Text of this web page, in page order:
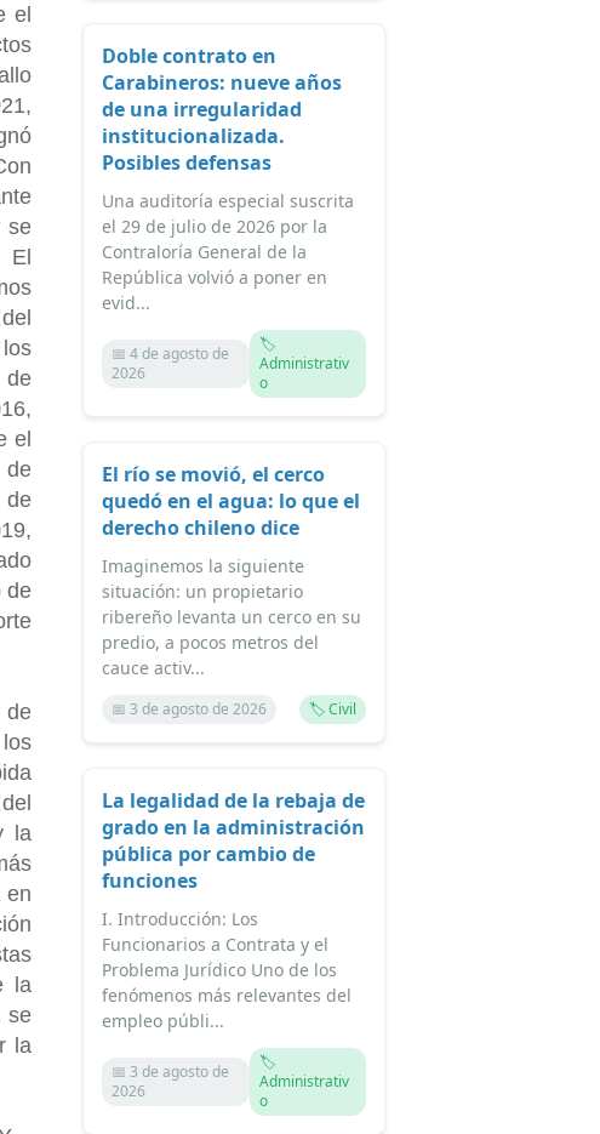
el
se
El
de
el
de
de
de
de
la
en
la
se
la
Doble contrato en
Carabineros: nueve años
de una irregularidad
institucionalizada.
Posibles defensas
Una auditoría especial suscrita
el 29 de julio de 2026 por la
Contraloría General de la
República volvió a poner en
evid...
📅 4 de agosto de
2026
🏷️
Administrativ
o
El río se movió, el cerco
quedó en el agua: lo que el
derecho chileno dice
Imaginemos la siguiente
situación: un propietario
ribereño levanta un cerco en su
predio, a pocos metros del
cauce activ...
📅 3 de agosto de 2026 🏷️ Civil
La legalidad de la rebaja de
grado en la administración
pública por cambio de
funciones
I. Introducción: Los
Funcionarios a Contrata y el
Problema Jurídico Uno de los
fenómenos más relevantes del
empleo públi...
📅 3 de agosto de
2026
🏷️
Administrativ
o